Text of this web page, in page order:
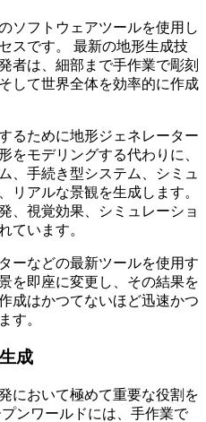
ソフトウェアツールを使用し
スです。 最新の地形生成技
者は、細部まで手作業で彫刻
して世界全体を効率的に作成
るために地形ジェネレーター
をモデリングする代わりに、
、手続き型システム、シミュ
リアルな景観を生成します。
、視覚効果、シミュレーショ
ています。
ーなどの最新ツールを使用す
を即座に変更し、その結果を
成はかつてないほど迅速かつ
す。
成
において極めて重要な役割を
ンワールドには、手作業で